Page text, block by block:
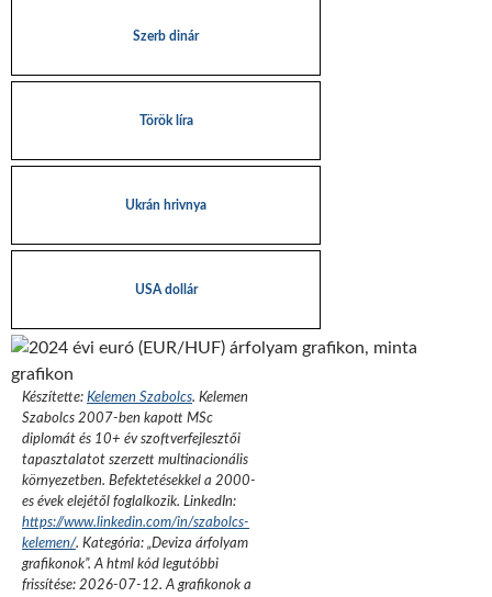
Szerb dinár
Török líra
Ukrán hrivnya
USA dollár
Készítette: Kelemen Szabolcs. Kelemen
Szabolcs 2007-ben kapott MSc
diplomát és 10+ év szoftverfejlesztői
tapasztalatot szerzett multinacionális
környezetben. Befektetésekkel a 2000-
es évek elejétől foglalkozik. LinkedIn:
https://www.linkedin.com/in/szabolcs-
kelemen/. Kategória: „Deviza árfolyam
grafikonok”.A html kód legutóbbi
frissítése: 2026-07-12. A grafikonok a